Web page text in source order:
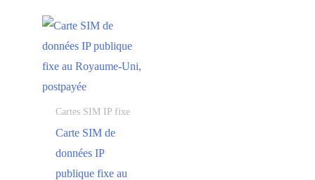
Cartes SIM IP fixe
Carte SIM de
données IP
publique fixe au